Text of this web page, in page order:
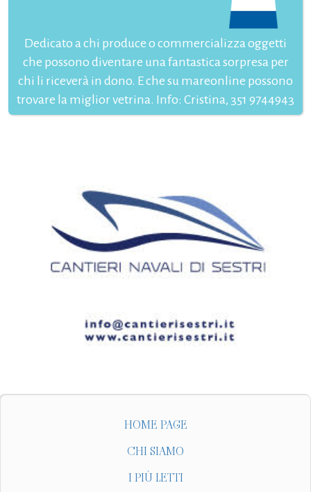
Dedicato a chi produce o commercializza oggetti
che possono diventare una fantastica sorpresa per
chi li riceverà in dono. E che su mareonline possono
trovare la miglior vetrina. Info: Cristina, 351 9744943
HOME PAGE
CHI SIAMO
I PIÙ LETTI